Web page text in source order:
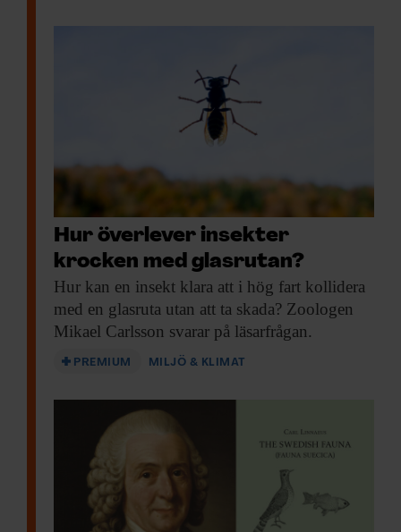
Hur överlever insekter
krocken med glasrutan?
Hur kan en insekt klara att i hög fart kollidera
med en glasruta utan att ta skada? Zoologen
Mikael Carlsson svarar på läsarfrågan.
PREMIUM MILJÖ & KLIMAT